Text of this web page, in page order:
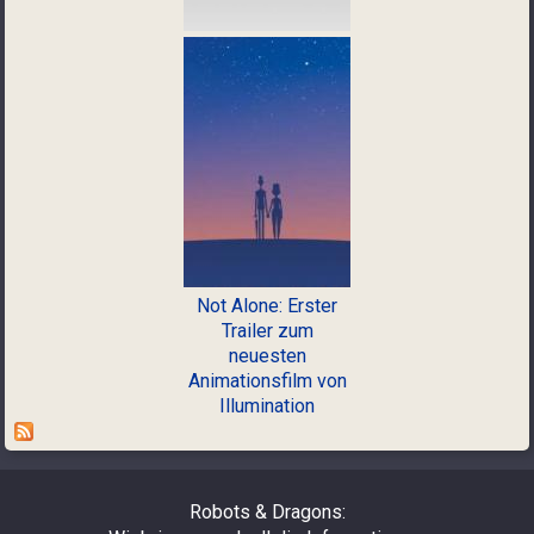
Not Alone: Erster
Trailer zum
neuesten
Animationsfilm von
Illumination
Robots & Dragons: